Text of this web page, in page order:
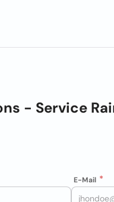
- Service
E-Mail